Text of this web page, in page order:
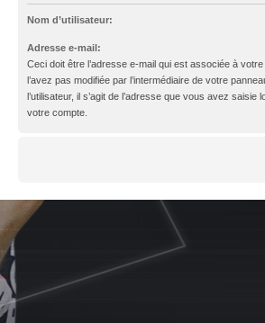
Nom d’utilisateur:
Adresse e-mail:
Ceci doit être l’adresse e-mail qui est associée à
l’avez pas modifiée par l’intermédiaire de votre
l’utilisateur, il s’agit de l’adresse que vous avez saisie
votre compte.